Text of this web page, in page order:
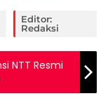
Editor:
Redaksi
NTT Resmi